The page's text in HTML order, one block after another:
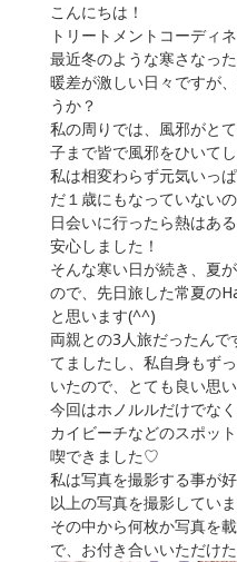
こんにちは！
トリートメントコーディ
最近冬のような寒さなっ
暖差が激しい日々ですが
うか？
私の周りでは、風邪がと
子まで皆で風邪をひいてし
私は相変わらず元気いっ
だ１歳にもなっていない
日会いに行ったら熱はあ
安心しました！
そんな寒い日が続き、夏
ので、先日旅した常夏の
と思います(^^)
両親との3人旅だったん
てましたし、私自身もず
いたので、とても良い思
今回はホノルルだけでな
カイビーチなどのスポッ
喫できました♡
私は写真を撮影する事が
以上の写真を撮影していま
その中から何枚か写真を
で、お付き合いいただけ